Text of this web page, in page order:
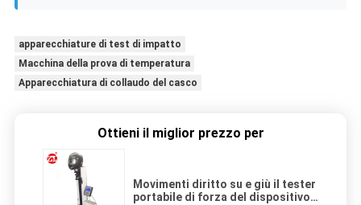
apparecchiature di test di impatto
Macchina della prova di temperatura
Apparecchiatura di collaudo del casco
Ottieni il miglior prezzo per
Movimenti diritto su e giù il tester
portabile di forza del dispositivo